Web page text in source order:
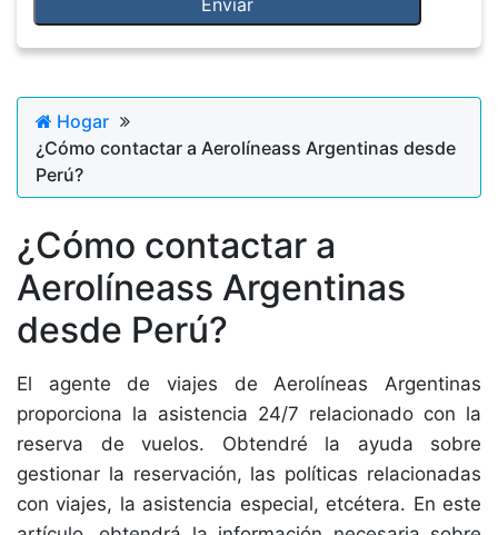
Hogar
¿Cómo contactar a Aerolíneass Argentinas desde
Perú?
¿Cómo contactar a
Aerolíneass Argentinas
desde Perú?
El agente de viajes de Aerolíneas Argentinas
proporciona la asistencia 24/7 relacionado con la
reserva de vuelos. Obtendré la ayuda sobre
gestionar la reservación, las políticas relacionadas
con viajes, la asistencia especial, etcétera. En este